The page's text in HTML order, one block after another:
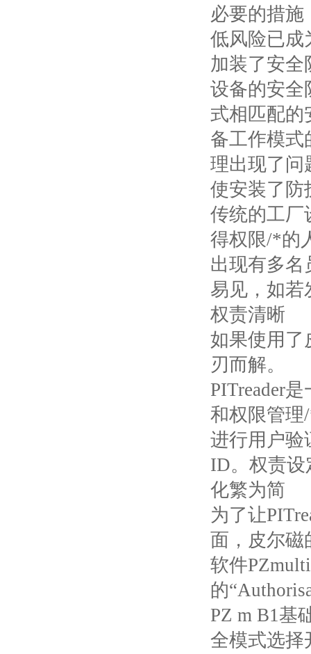
必要的措
低风险已成
加装了安全
设备的安全
式相匹配的
备工作模式
理出现了问
使安装了防
传统的工厂
得权限/*的
出现有多名
易见，如若
权责清晰
如果使用了
刃而解。
PITreader
和权限管理
进行用户验
ID。权责设
化繁为简
为了让
面，皮尔磁
软件
的
PZ m B1基
全模式选择